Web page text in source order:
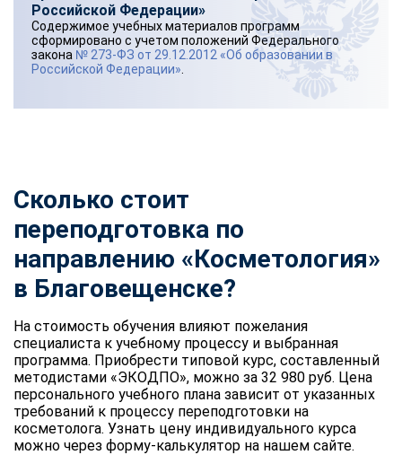
Российской Федерации»
Содержимое учебных материалов программ
сформировано с учетом положений Федерального
закона № 273-ФЗ от 29.12.2012 «Об образовании в
Российской Федерации»
Сколько стоит
переподготовка по
направлению «Косметология»
в Благовещенске?
На стоимость обучения влияют пожелания
специалиста к учебному процессу и выбранная
программа. Приобрести типовой курс, составленный
методистами «ЭКОДПО», можно за 32 980 руб. Цена
персонального учебного плана зависит от указанных
требований к процессу переподготовки на
косметолога. Узнать цену индивидуального курса
можно через форму-калькулятор на нашем сайте.